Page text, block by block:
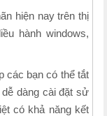
hiện nay trên thị
hành windows,
các bạn có thể tắt
dàng cài đặt sử
có khả năng kết